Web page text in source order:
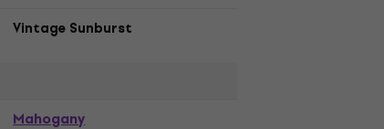
Vintage Sunburst
Mahogany